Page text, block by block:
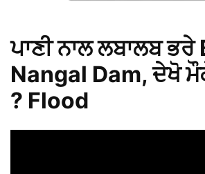
ਪਾਣੀ ਨਾਲ ਲਬਾਲਬ
Nangal Dam, ਦੇਖੋ
? Flood